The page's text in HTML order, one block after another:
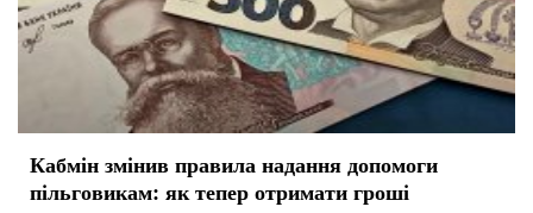
Кабмін змінив правила надання допомоги
пільговикам: як тепер отримати гроші